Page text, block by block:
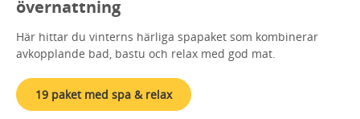
övernattning
Här hittar du vinterns härliga spapaket som kombinerar
avkopplande bad, bastu och relax med god mat.
19 paket med spa & relax